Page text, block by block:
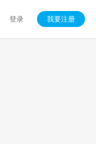
登录 我要注册